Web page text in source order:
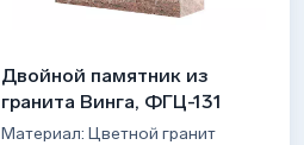
Двойной памятник из
гранита Винга, ФГЦ-131
Материал: Цветной гранит